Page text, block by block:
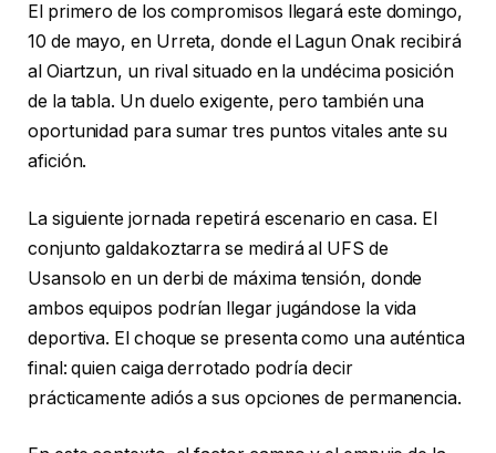
El primero de los compromisos llegará este domingo,
10 de mayo, en Urreta, donde el Lagun Onak recibirá
al Oiartzun, un rival situado en la undécima posición
de la tabla. Un duelo exigente, pero también una
oportunidad para sumar tres puntos vitales ante su
afición.
La siguiente jornada repetirá escenario en casa. El
conjunto galdakoztarra se medirá al UFS de
Usansolo en un derbi de máxima tensión, donde
ambos equipos podrían llegar jugándose la vida
deportiva. El choque se presenta como una auténtica
final: quien caiga derrotado podría decir
prácticamente adiós a sus opciones de permanencia.